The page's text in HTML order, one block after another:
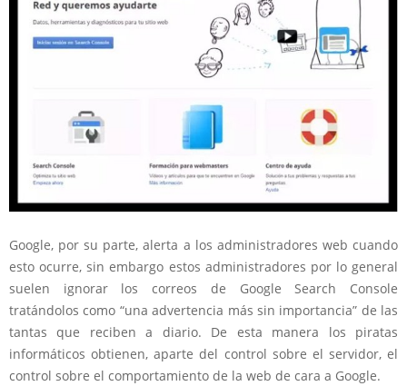
Google, por su parte, alerta a los administradores web cuando
esto ocurre, sin embargo estos administradores por lo general
suelen ignorar los correos de Google Search Console
tratándolos como “una advertencia más sin importancia” de las
tantas que reciben a diario. De esta manera los piratas
informáticos obtienen, aparte del control sobre el servidor, el
control sobre el comportamiento de la web de cara a Google.